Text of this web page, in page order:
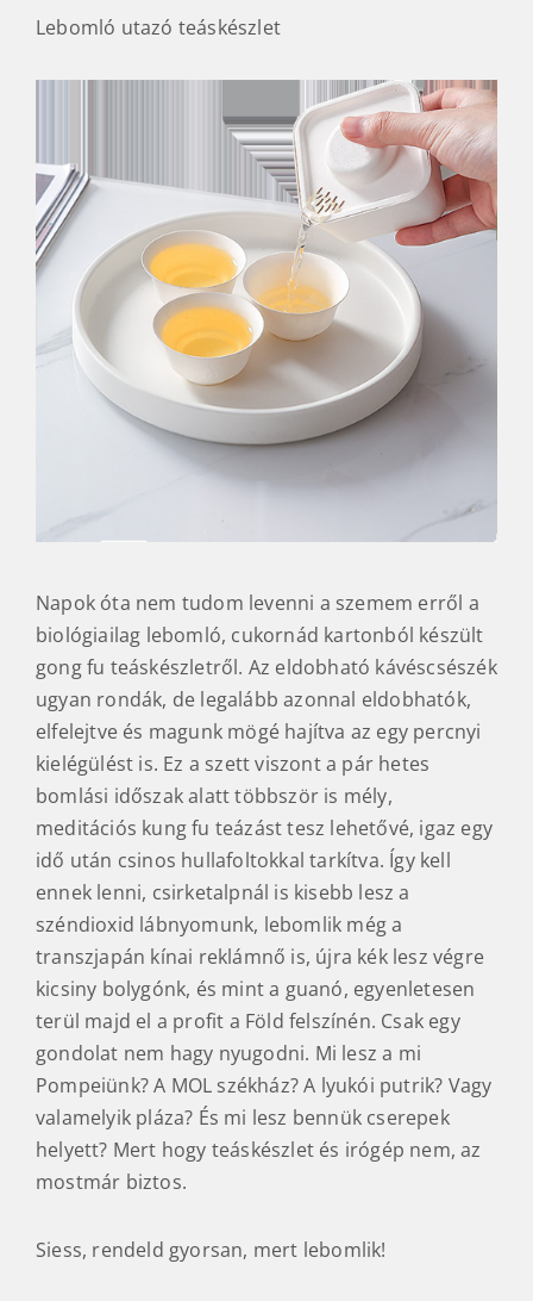
Lebomló utazó teáskészlet
Napok óta nem tudom levenni a szemem erről a
biológiailag lebomló, cukornád kartonból készült
gong fu teáskészletről. Az eldobható kávéscsészék
ugyan rondák, de legalább azonnal eldobhatók,
elfelejtve és magunk mögé hajítva az egy percnyi
kielégülést is. Ez a szett viszont a pár hetes
bomlási időszak alatt többször is mély,
meditációs kung fu teázást tesz lehetővé, igaz egy
idő után csinos hullafoltokkal tarkítva. Így kell
ennek lenni, csirketalpnál is kisebb lesz a
széndioxid lábnyomunk, lebomlik még a
transzjapán kínai reklámnő is, újra kék lesz végre
kicsiny bolygónk, és mint a guanó, egyenletesen
terül majd el a profit a Föld felszínén. Csak egy
gondolat nem hagy nyugodni. Mi lesz a mi
Pompeiünk? A MOL székház? A lyukói putrik? Vagy
valamelyik pláza? És mi lesz bennük cserepek
helyett? Mert hogy teáskészlet és irógép nem, az
mostmár biztos.
Siess, rendeld gyorsan, mert lebomlik!